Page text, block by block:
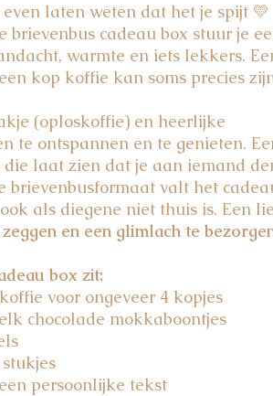
laten weten dat het je spijt 💛
brievenbus cadeau box stuur je
warmte en iets lekkers.
kop koffie kan soms precies
(oploskoffie) en heerlijke
te ontspannen en te genieten.
die laat zien dat je aan iemand
brievenbusformaat valt het
als diegene niet thuis is. Een
en een glimlach te
box zit:
voor ongeveer 4 kopjes
chocolade mokkaboontjes
persoonlijke tekst